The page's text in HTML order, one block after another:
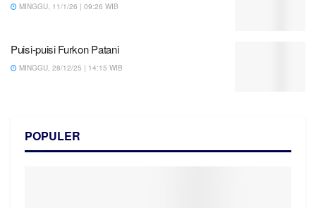
MINGGU, 11/1/26 | 09:26 WIB
Puisi-puisi Furkon Patani
MINGGU, 28/12/25 | 14:15 WIB
POPULER